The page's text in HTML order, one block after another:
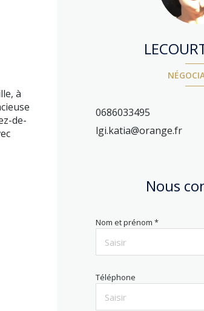
à
de-
0686033495
lgi.katia@orange.fr
Nous
Nom et prénom *
Téléphone